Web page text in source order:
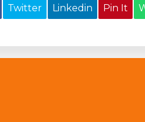
Twitter Linkedin Pin It